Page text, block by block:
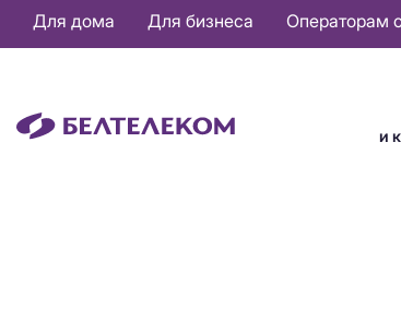
Основная
навигация
Для дома Для бизнеса Операторам
и